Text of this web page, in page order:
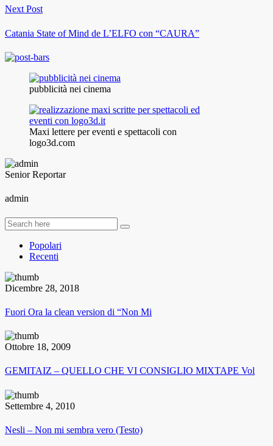
Next Post
Catania State of Mind de L’ELFO con “CAURA”
pubblicità nei cinema
Maxi lettere per eventi e spettacoli con
logo3d.com
Senior Reportar
admin
Popolari
Recenti
Dicembre 28, 2018
Fuori Ora la clean version di “Non Mi
Ottobre 18, 2009
GEMITAIZ – QUELLO CHE VI CONSIGLIO MIXTAPE Vol
Settembre 4, 2010
Nesli – Non mi sembra vero (Testo)